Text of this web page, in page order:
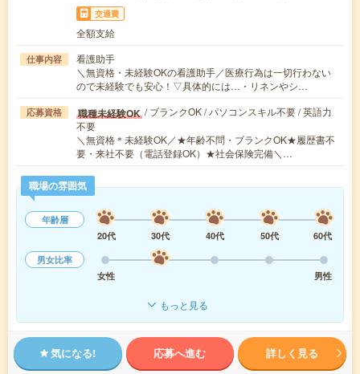
交通費
全額支給
仕事内容
看護助手
＼無資格・未経験OKの看護助手／医療行為は一切行わない
ので未経験でも安心！▽具体的には…・リネンやシ…
応募資格 職種未経験OK / ブランクOK / パソコンスキル不要 / 英語力
不要
＼無資格＊未経験OK／★年齢不問・ブランクOK★履歴書不
要・来社不要（電話登録OK）★社会保険完備＼…
職場の雰囲気
年齢層
20代
30代 40代 50代
60代
男女比率
女性
男性
もっと見る
気になる! 応募へ進む 詳しく見る